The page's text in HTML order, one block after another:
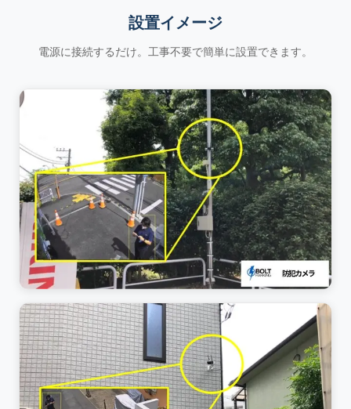
設置イメージ
電源に接続するだけ。工事不要で簡単に設置できます。